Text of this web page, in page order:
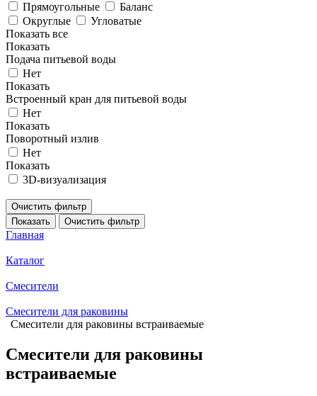
Прямоугольные
Баланс
Округлые
Угловатые
Показать все
Показать
Подача питьевой воды
Нет
Показать
Встроенный кран для питьевой воды
Нет
Показать
Поворотный излив
Нет
Показать
3D-визуализация
Очистить фильтр
Показать
Очистить фильтр
Главная
Каталог
Смесители
Смесители для раковины
Смесители для раковины встраиваемые
Смесители для раковины
встраиваемые